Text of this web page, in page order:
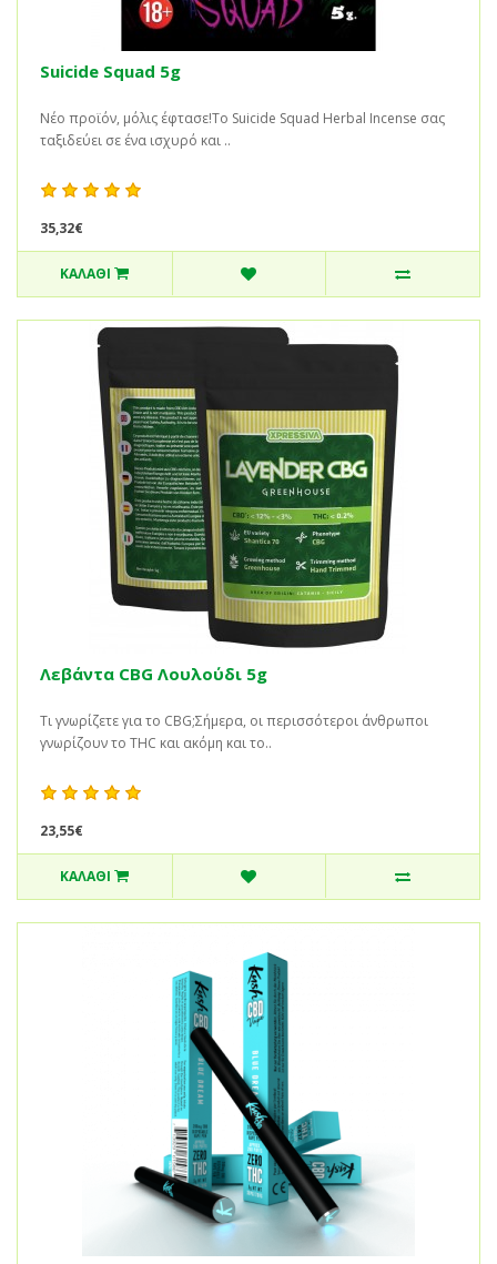
Suicide Squad 5g
Νέο προϊόν, μόλις έφτασε!Το Suicide Squad Herbal Incense σας
ταξιδεύει σε ένα ισχυρό και ..
35,32€
ΚΑΛΆΘΙ
Λεβάντα CBG Λουλούδι 5g
Τι γνωρίζετε για το CBG;Σήμερα, οι περισσότεροι άνθρωποι
γνωρίζουν το THC και ακόμη και το..
23,55€
ΚΑΛΆΘΙ